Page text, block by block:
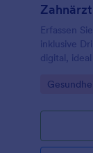
Erfassen
inklusive
digital,
Go to